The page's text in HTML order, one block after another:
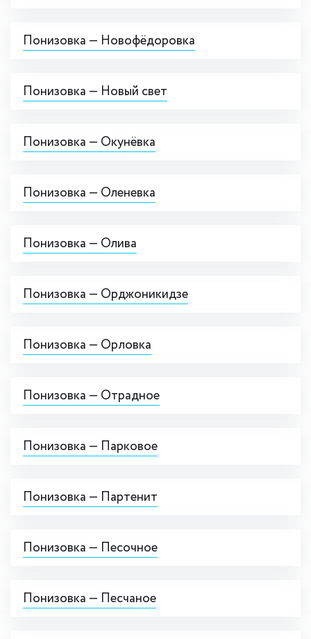
Понизовка — Новофёдоровка
Понизовка — Новый свет
Понизовка — Окунёвка
Понизовка — Оленевка
Понизовка — Олива
Понизовка — Орджоникидзе
Понизовка — Орловка
Понизовка — Отрадное
Понизовка — Парковое
Понизовка — Партенит
Понизовка — Песочное
Понизовка — Песчаное